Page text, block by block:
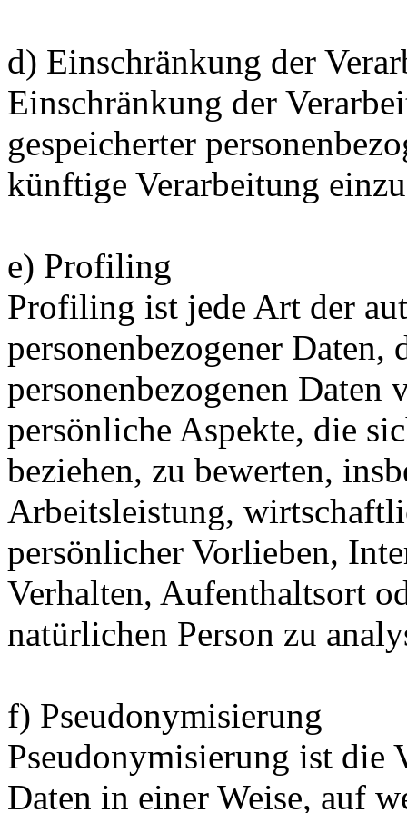
d) Einschränkung der
Einschränkung der
gespeicherter
künftige Verarbeitung
e) Profiling
Profiling ist jede Art der
personenbezogener Daten,
personenbezogenen Daten
persönliche Aspekte, die
beziehen, zu bewerten,
Arbeitsleistung,
persönlicher Vorlieben,
Verhalten, Aufenthaltsort
natürlichen Person zu
f) Pseudonymisierung
Pseudonymisierung ist die
Daten in einer Weise, auf